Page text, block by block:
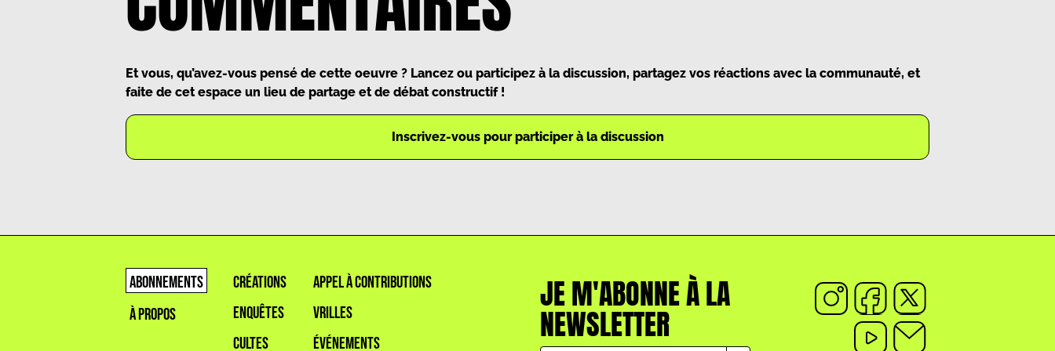
Et vous, qu’avez-vous pensé de cette oeuvre ? Lancez ou participez à la discussion, partagez vos réactions avec la communauté, et
faite de cet espace un lieu de partage et de débat constructif !
Inscrivez-vous pour participer à la discussion
ABONNEMENTS
À PROPOS
CRÉATIONS
ENQUÊTES
CULTES
APPEL À CONTRIBUTIONS
VRILLES
ÉVÉNEMENTS
JE M'ABONNE À LA
NEWSLETTER